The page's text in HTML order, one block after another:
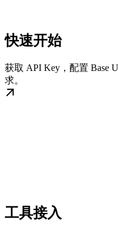
快速开始
获取 API Key，配置 Base
求。
工具接入